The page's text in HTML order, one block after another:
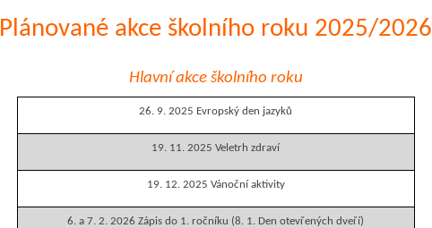
Plánované akce školního roku 2025/2026
Hlavní akce školního roku
26. 9. 2025 Evropský den jazyků
19. 11. 2025 Veletrh zdraví
19. 12. 2025 Vánoční aktivity
6. a 7. 2. 2026 Zápis do 1. ročníku (8. 1. Den otevřených dveří)